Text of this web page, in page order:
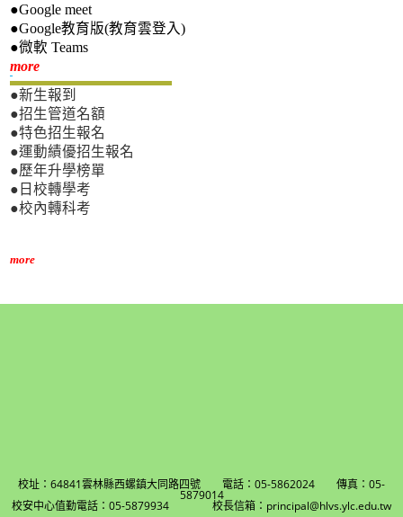
●Google meet
●Google教育版(教育雲登入)
●微軟 Teams
more新生專區
●新生報到
●招生管道名額
●特色招生報名
●運動績優招生報名
●歷年升學榜單
●日校轉學考
●校內轉科考
more
校址：64841雲林縣西螺鎮大同路四號 電話：05-5862024 傳真：05-
5879014
校安中心值勤電話：05-5879934 校長信箱：principal@hlvs.ylc.edu.tw